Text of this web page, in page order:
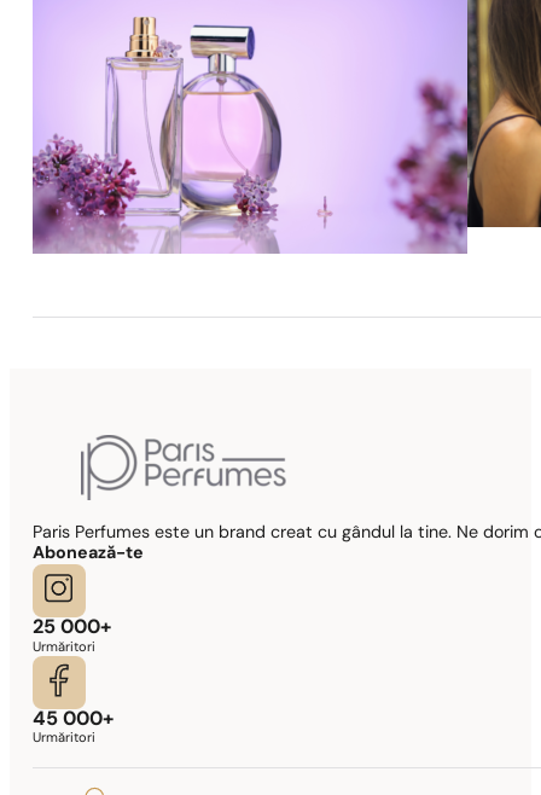
Paris Perfumes este un brand creat cu gândul la tine. Ne
Abonează-te
25 000+
Urmăritori
45 000+
Urmăritori